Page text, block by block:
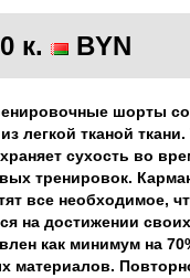
к. BYN
шорты
легкой тканой ткани.
сухость во
тренировок.
все необходимое,
на достижении
как минимум на
материалов.